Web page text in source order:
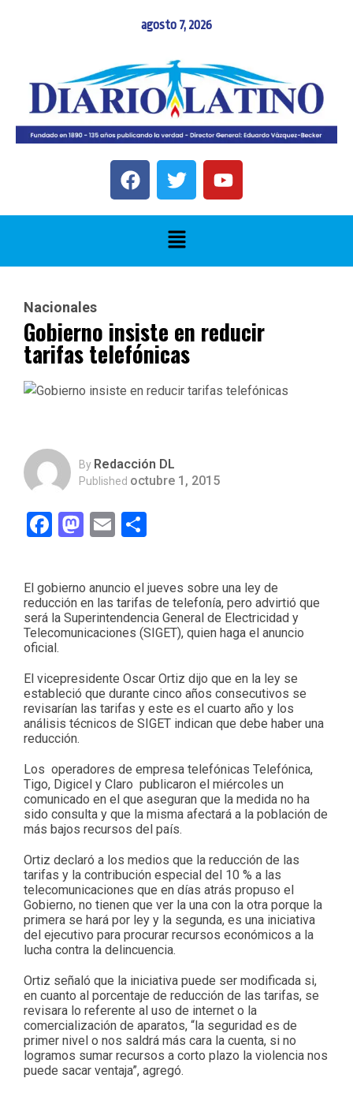
agosto 7, 2026
Nacionales
Gobierno insiste en reducir
tarifas telefónicas
By Redacción DL
Published octubre 1, 2015
Facebook
Mastodon
Email
El gobierno anuncio el jueves sobre una ley de
reducción en las tarifas de telefonía, pero advirtió que
será la Superintendencia General de Electricidad y
Telecomunicaciones (SIGET), quien haga el anuncio
oficial.
El vicepresidente Oscar Ortiz dijo que en la ley se
estableció que durante cinco años consecutivos se
revisarían las tarifas y este es el cuarto año y los
análisis técnicos de SIGET indican que debe haber una
reducción.
Los operadores de empresa telefónicas Telefónica,
Tigo, Digicel y Claro publicaron el miércoles un
comunicado en el que aseguran que la medida no ha
sido consulta y que la misma afectará a la población de
más bajos recursos del país.
Ortiz declaró a los medios que la reducción de las
tarifas y la contribución especial del 10 % a las
telecomunicaciones que en días atrás propuso el
Gobierno, no tienen que ver la una con la otra porque la
primera se hará por ley y la segunda, es una iniciativa
del ejecutivo para procurar recursos económicos a la
lucha contra la delincuencia.
Ortiz señaló que la iniciativa puede ser modificada si,
en cuanto al porcentaje de reducción de las tarifas, se
revisara lo referente al uso de internet o la
comercialización de aparatos, “la seguridad es de
primer nivel o nos saldrá más cara la cuenta, si no
logramos sumar recursos a corto plazo la violencia nos
puede sacar ventaja”, agregó.